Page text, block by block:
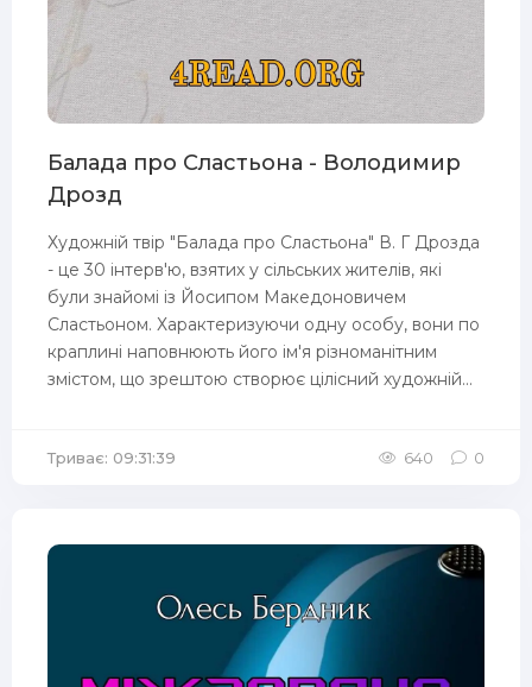
Балада про Сластьона - Володимир
Дрозд
Художній твір "Балада про Сластьона" В. Г Дрозда
- це 30 інтерв'ю, взятих у сільських жителів, які
були знайомі із Йосипом Македоновичем
Сластьоном. Характеризуючи одну особу, вони по
краплині наповнюють його ім'я різноманітним
змістом, що зрештою створює цілісний художній...
Триває: 09:31:39 640 0